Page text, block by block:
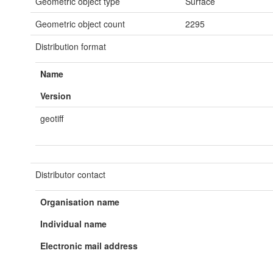
Geometric object count
2295
Distribution format
Name
Version
geotiff
Distributor contact
Organisation name
Individual name
Electronic mail address